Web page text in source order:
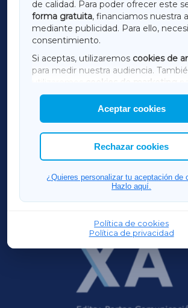
de calidad. Para poder ofrecer este
forma gratuita, financiamos nuestra
mediante publicidad. Para ello,
consentimiento.
Si aceptas, utilizaremos cookies de
para medir nuestra audiencia.
utilizaremos
cookies de marketing
mostrar publicidad de terceros.
Asimismo, puedes personalizar la
las cookies que deseas permitir.
Aceptar cookies
Rechazar cookies
¿Quieres personalizar tu aceptación de
Hazlo aquí.
Política de cookies
Política de privacidad
TERRACHAXA
AMARIÑAXA
RIBEIRASACRAXA
ACORUÑAXA
FERROLXA
OURENSEXA